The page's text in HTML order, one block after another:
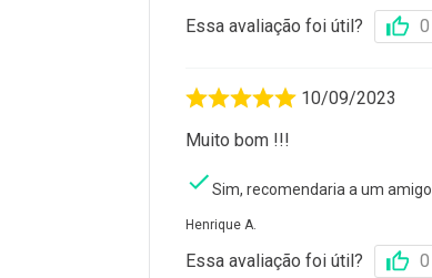
Essa avaliação foi útil? 0
10/09/2023
Muito bom !!!
Sim, recomendaria a um amigo
Henrique A.
Essa avaliação foi útil? 0